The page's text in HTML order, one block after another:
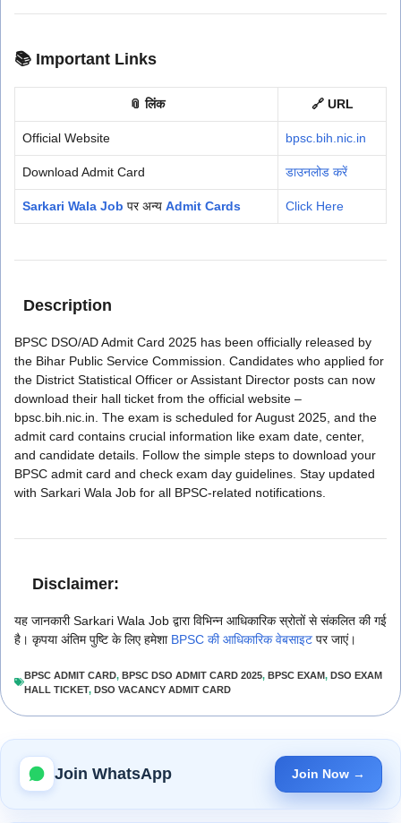
📚 Important Links
📎 लिंक 🔗 URL
Official Website bpsc.bih.nic.in
Download Admit Card डाउनलोड करें
Sarkari Wala Job पर अन्य Admit Cards Click Here
Description
BPSC DSO/AD Admit Card 2025 has been officially released by
the Bihar Public Service Commission. Candidates who applied for
the District Statistical Officer or Assistant Director posts can now
download their hall ticket from the official website –
bpsc.bih.nic.in. The exam is scheduled for August 2025, and the
admit card contains crucial information like exam date, center,
and candidate details. Follow the simple steps to download your
BPSC admit card and check exam day guidelines. Stay updated
with Sarkari Wala Job for all BPSC-related notifications.
Disclaimer:
यह जानकारी Sarkari Wala Job द्वारा विभिन्न आधिकारिक स्रोतों से संकलित की गई
है। कृपया अंतिम पुष्टि के लिए हमेशा BPSC की आधिकारिक वेबसाइट पर जाएं।
BPSC ADMIT CARD, BPSC DSO ADMIT CARD 2025, BPSC EXAM, DSO EXAM
HALL TICKET, DSO VACANCY ADMIT CARD
Join WhatsApp Join Now →